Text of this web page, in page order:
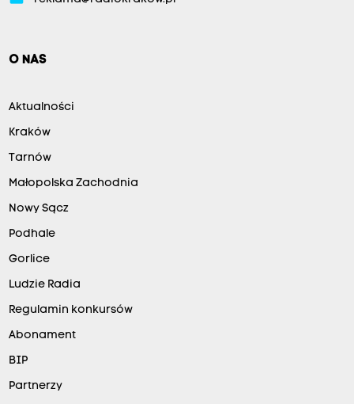
O NAS
Aktualności
Kraków
Tarnów
Małopolska Zachodnia
Nowy Sącz
Podhale
Gorlice
Ludzie Radia
Regulamin konkursów
Abonament
BIP
Partnerzy